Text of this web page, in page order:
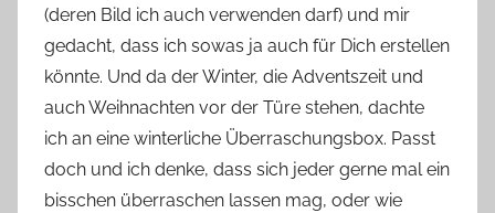
n
n
e
(deren Bild ich auch verwenden darf) und mir
gedacht, dass ich sowas ja auch für Dich erstellen
könnte. Und da der Winter, die Adventszeit und
auch Weihnachten vor der Türe stehen, dachte
ich an eine winterliche Überraschungsbox. Passt
doch und ich denke, dass sich jeder gerne mal ein
bisschen überraschen lassen mag, oder wie